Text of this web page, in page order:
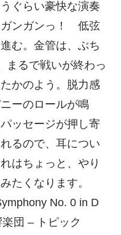
ぐらい豪快な演奏
ンガンっ！ 低弦
む。金管は、ぶち
まるで戦いが終わっ
かのよう。脱力感
ーのロールが鳴
ッセージが押し寄
るので、耳につい
はちょっと、やり
たくなります。
No. 0 in D
団 – トピック